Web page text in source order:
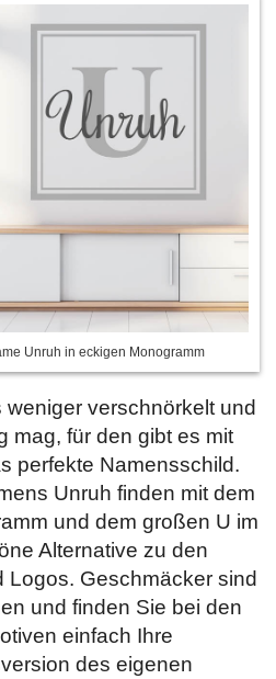
Unruh in eckigen Monogramm
weniger verschnörkelt und
mag, für den gibt es mit
perfekte Namensschild.
Unruh finden mit dem
und dem großen U im
Alternative zu den
Logos. Geschmäcker sind
und finden Sie bei den
einfach Ihre
des eigenen